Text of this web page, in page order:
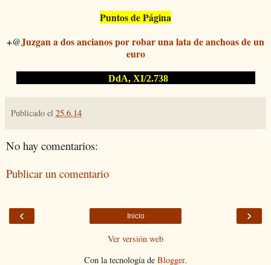
Puntos de Página
+@Juzgan a dos ancianos por robar una lata de anchoas de un
euro
DdA, XI/2.738
Publicado el 25.6.14
No hay comentarios:
Publicar un comentario
‹ ›
Inicio
Ver versión web
Con la tecnología de Blogger.